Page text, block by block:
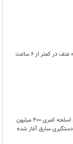
فرمانده انتظامي استان کردستان از دستگيری 3 متهم سرقت به عنف در کمتر از 6 ساعت
جانشین فرمانده انتظامی خراسان رضوی گفت: سارقی با تهدید اسلحه کمری ۴۰۰ میلیون
دستگیری سارق آغاز شده